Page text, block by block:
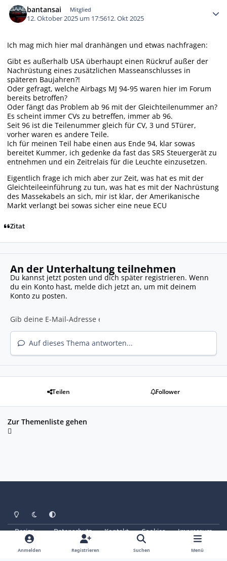
bantansai Mitglied
12. Oktober 2025 um 17:5612. Okt 2025
Ich mag mich hier mal dranhängen und etwas nachfragen:
Gibt es außerhalb USA überhaupt einen Rückruf außer der
Nachrüstung eines zusätzlichen Masseanschlusses in
späteren Baujahren?!
Oder gefragt, welche Airbags MJ 94-95 waren hier im Forum
bereits betroffen?
Oder fängt das Problem ab 96 mit der Gleichteilenummer an?
Es scheint immer CVs zu betreffen, immer ab 96.
Seit 96 ist die Teilenummer gleich für CV, 3 und 5Türer,
vorher waren es andere Teile.
Ich für meinen Teil habe einen aus Ende 94, klar sowas
bereitet Kummer, ich gedenke da fast das SRS Steuergerät zu
entnehmen und ein Zeitrelais für die Leuchte einzusetzen.
Eigentlich frage ich mich aber zur Zeit, was hat es mit der
Gleichteileeinführung zu tun, was hat es mit der Nachrüstung
des Massekabels an sich, mir ist klar, der Amerikanische
Markt verlangt bei sowas sicher eine neue ECU
Zitat
An der Unterhaltung teilnehmen
Du kannst jetzt posten und dich später registrieren. Wenn
du ein Konto hast, melde dich jetzt an, um mit deinem
Konto zu posten.
Auf dieses Thema antworten...
Teilen Follower
Zur Themenliste gehen
Heller ModusDunkler Modus
Systemeinstellung
Design Datenschutz Kontakt Cookies
Impressum
© Copyright 2025 - SAABoteure e. V.
Powered by Invision Community
Anmelden Registrieren Suchen Menü